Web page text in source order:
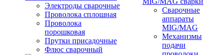
Электроды сварочные
Проволока сплошная
Проволока
порошковая
Прутки присадочные
Флюс сварочный
Сварочные
аппараты
MIG/MAG
Механизмы
подачи